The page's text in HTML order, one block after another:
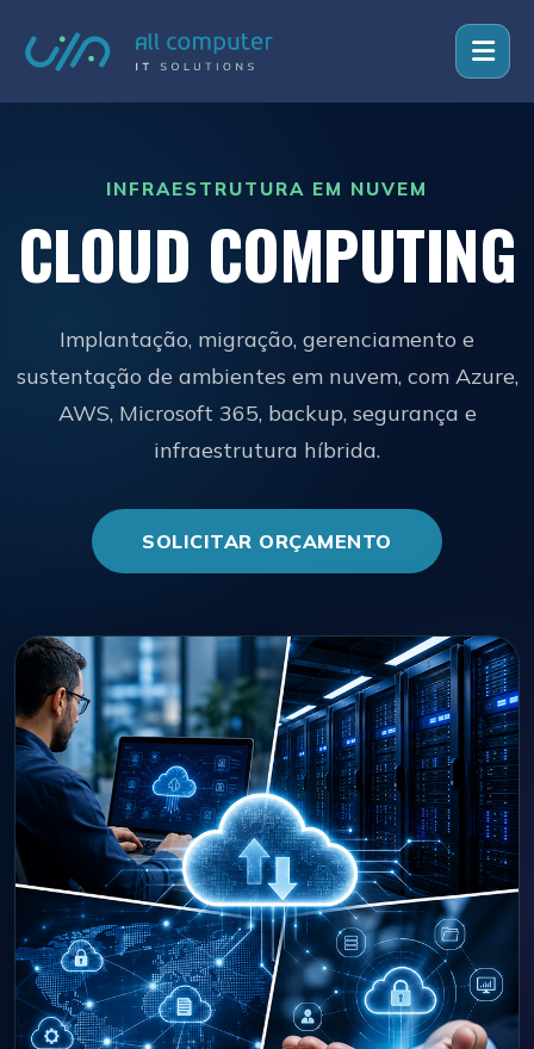
INFRAESTRUTURA EM NUVEM
CLOUD COMPUTING
Implantação, migração, gerenciamento e
sustentação de ambientes em nuvem, com Azure,
AWS, Microsoft 365, backup, segurança e
infraestrutura híbrida.
SOLICITAR ORÇAMENTO